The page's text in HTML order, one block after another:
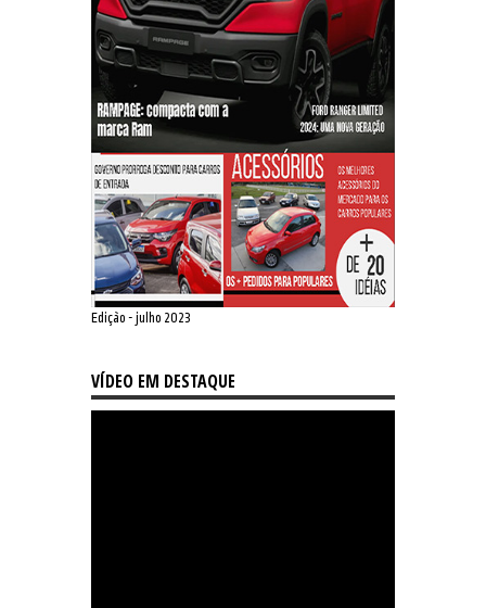
Edição - julho 2023
VÍDEO EM DESTAQUE